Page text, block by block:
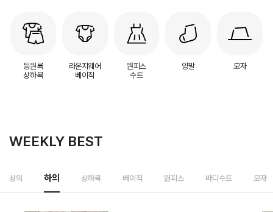
등원룩
상하복
라운지웨어
베이직
원피스
수트
양말 모자
WEEKLY BEST
상의 하의 상하복 베이직 원피스 바디수트 모자